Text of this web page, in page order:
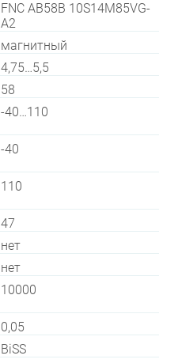
FNC AB58B 10S14M85VG-
A2
магнитный
4,75…5,5
58
-40…110
-40
110
47
нет
нет
10000
0,05
BiSS